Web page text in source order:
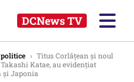
DCNews TV
› Titus Corlățean și noul
Katae, au evidențiat
și Japonia